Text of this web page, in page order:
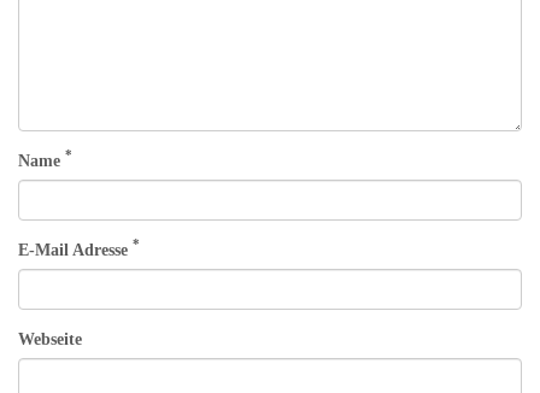
Name *
E-Mail Adresse *
Webseite